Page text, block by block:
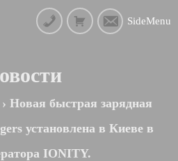
SideMenu
Новая быстрая зарядная
установлена в Киеве в
IONITY.